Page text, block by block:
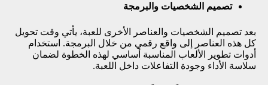
تصميم الشخصيات والبرمجة
بعد تصميم الشخصيات والعناصر الأخرى للعبة، يأتي وقت تحويل
كل هذه العناصر إلى واقع رقمي من خلال البرمجة. استخدام
أدوات تطوير الألعاب المناسبة أساسي لهذه الخطوة لضمان
سلاسة الأداء وجودة التفاعلات داخل اللعبة.